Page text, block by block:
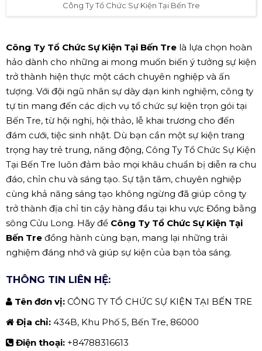
Công Ty Tổ Chức Sự Kiện Tại Bến Tre
Công Ty Tổ Chức Sự Kiện Tại Bến Tre là lựa chọn hoàn
hảo dành cho những ai mong muốn biến ý tưởng sự kiện
trở thành hiện thực một cách chuyên nghiệp và ấn
tượng. Với đội ngũ nhân sự dày dạn kinh nghiệm, công ty
tự tin mang đến các dịch vụ tổ chức sự kiện trọn gói tại
Bến Tre, từ hội nghị, hội thảo, lễ khai trương cho đến
đám cưới, tiệc sinh nhật. Dù bạn cần một sự kiện trang
trọng hay trẻ trung, năng động, Công Ty Tổ Chức Sự Kiện
Tại Bến Tre luôn đảm bảo mọi khâu chuẩn bị diễn ra chu
đáo, chỉn chu và sáng tạo. Sự tận tâm, chuyên nghiệp
cùng khả năng sáng tạo không ngừng đã giúp công ty
trở thành địa chỉ tin cậy hàng đầu tại khu vực Đồng bằng
sông Cửu Long. Hãy để Công Ty Tổ Chức Sự Kiện Tại
Bến Tre đồng hành cùng bạn, mang lại những trải
nghiệm đáng nhớ và giúp sự kiện của bạn tỏa sáng.
THÔNG TIN LIÊN HỆ:
Tên đơn vị: CÔNG TY TỔ CHỨC SỰ KIỆN TẠI BẾN TRE
Địa chỉ: 434B, Khu Phố 5, Bến Tre, 86000
Điện thoại: +84788316613